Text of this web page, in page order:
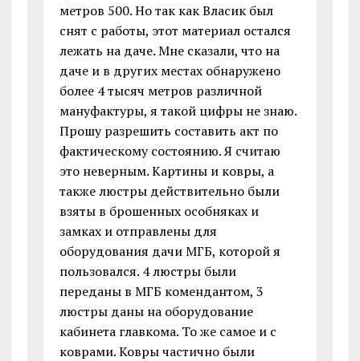
метров 500. Но так как Власик был
снят с работы, этот материал остался
лежать на даче. Мне сказали, что на
даче и в других местах обнаружено
более 4 тысяч метров различной
мануфактуры, я такой цифры не знаю.
Прошу разрешить составить акт по
фактическому состоянию. Я считаю
это неверным. Картины и ковры, а
также люстры действительно были
взяты в брошенных особняках и
замках и отправлены для
оборудования дачи МГБ, которой я
пользовался. 4 люстры были
переданы в МГБ комендантом, 3
люстры даны на оборудование
кабинета главкома. То же самое и с
коврами. Ковры частично были